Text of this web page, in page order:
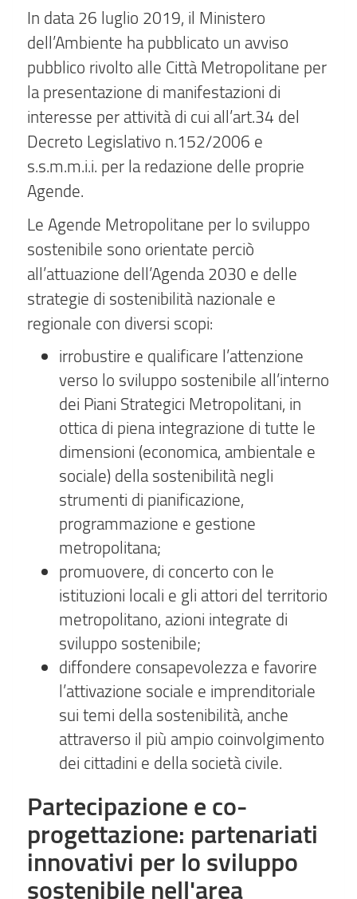
In data 26 luglio 2019, il Ministero
dell’Ambiente ha pubblicato un avviso
pubblico rivolto alle Città Metropolitane per
la presentazione di manifestazioni di
interesse per attività di cui all’art.34 del
Decreto Legislativo n.152/2006 e
s.s.m.m.i.i. per la redazione delle proprie
Agende.
Le Agende Metropolitane per lo sviluppo
sostenibile sono orientate perciò
all’attuazione dell’Agenda 2030 e delle
strategie di sostenibilità nazionale e
regionale con diversi scopi:
irrobustire e qualificare l’attenzione
verso lo sviluppo sostenibile all’interno
dei Piani Strategici Metropolitani, in
ottica di piena integrazione di tutte le
dimensioni (economica, ambientale e
sociale) della sostenibilità negli
strumenti di pianificazione,
programmazione e gestione
metropolitana;
promuovere, di concerto con le
istituzioni locali e gli attori del territorio
metropolitano, azioni integrate di
sviluppo sostenibile;
diffondere consapevolezza e favorire
l’attivazione sociale e imprenditoriale
sui temi della sostenibilità, anche
attraverso il più ampio coinvolgimento
dei cittadini e della società civile.
Partecipazione e co-
progettazione: partenariati
innovativi per lo sviluppo
sostenibile nell'area